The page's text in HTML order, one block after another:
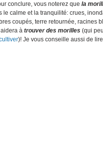
conclure, vous noterez que la
le calme et la tranquilité: crues,
coupés, terre retournée, racines
aidera à trouver des morilles (qui
)! Je vous conseille aussi de